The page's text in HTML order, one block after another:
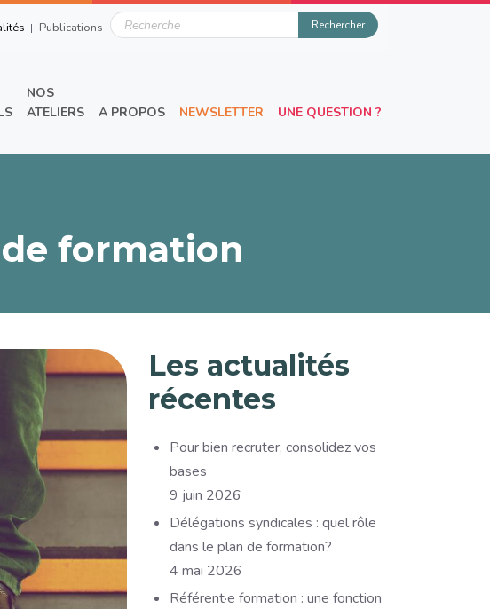
Right Menu
Publications Rechercher
NOS
ATELIERS
A PROPOS NEWSLETTER UNE QUESTION ?
formation
Les actualités
récentes
Pour bien recruter, consolidez vos
bases
9 juin 2026
Délégations syndicales : quel rôle
dans le plan de formation?
4 mai 2026
Référent·e formation : une fonction